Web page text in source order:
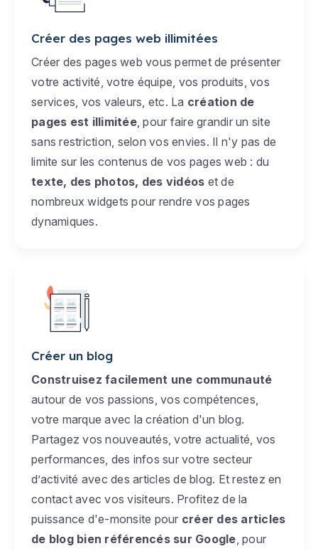
Créer des pages web illimitées
Créer des pages web vous permet de présenter
votre activité, votre équipe, vos produits, vos
services, vos valeurs, etc. La création de
pages est illimitée, pour faire grandir un site
sans restriction, selon vos envies. Il n'y pas de
limite sur les contenus de vos pages web : du
texte, des photos, des vidéos et de
nombreux widgets pour rendre vos pages
dynamiques.
Créer un blog
Construisez facilement une communauté
autour de vos passions, vos compétences,
votre marque avec la création d'un blog.
Partagez vos nouveautés, votre actualité, vos
performances, des infos sur votre secteur
d’activité avec des articles de blog. Et restez en
contact avec vos visiteurs. Profitez de la
puissance d'e-monsite pour créer des articles
de blog bien référencés sur Google , pour